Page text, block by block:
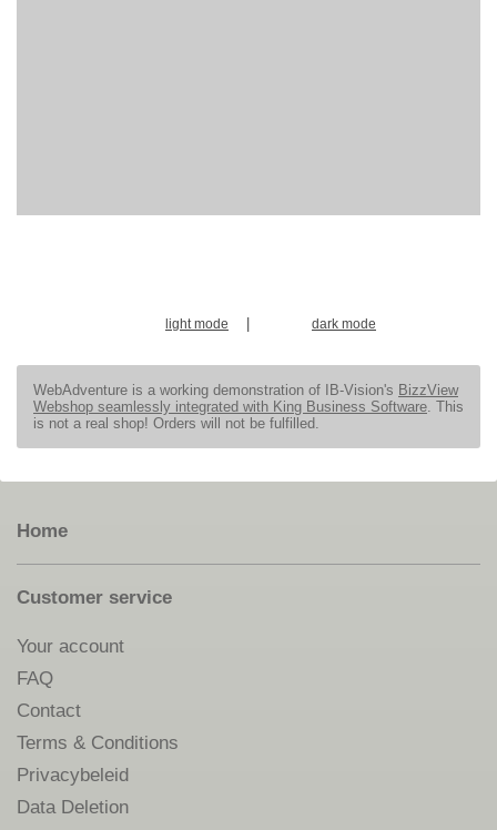
light mode dark mode
WebAdventure is a working demonstration of IB-Vision's BizzView
Webshop seamlessly integrated with King Business Software. This
is not a real shop! Orders will not be fulfilled.
Home
Customer service
Your account
FAQ
Contact
Terms & Conditions
Privacybeleid
Data Deletion